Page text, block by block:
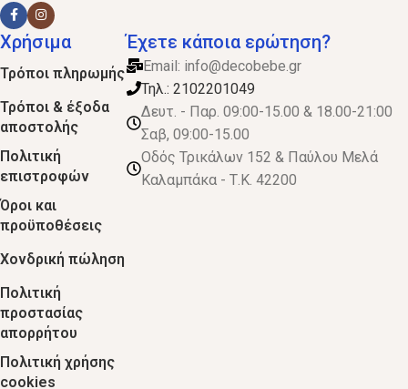
Χρήσιμα
Τρόποι πληρωμής
Τρόποι & έξοδα
αποστολής
Πολιτική
επιστροφών
Όροι και
προϋποθέσεις
Χονδρική πώληση
Πολιτική
προστασίας
απορρήτου
Πολιτική χρήσης
cookies
Έχετε κάποια ερώτηση?
Email: info@decobebe.gr
Τηλ.: 2102201049
Δευτ. - Παρ. 09:00-15.00 & 18.00-21:00
Σαβ, 09:00-15.00
Οδός Τρικάλων 152 & Παύλου Μελά
Καλαμπάκα - Τ.Κ. 42200